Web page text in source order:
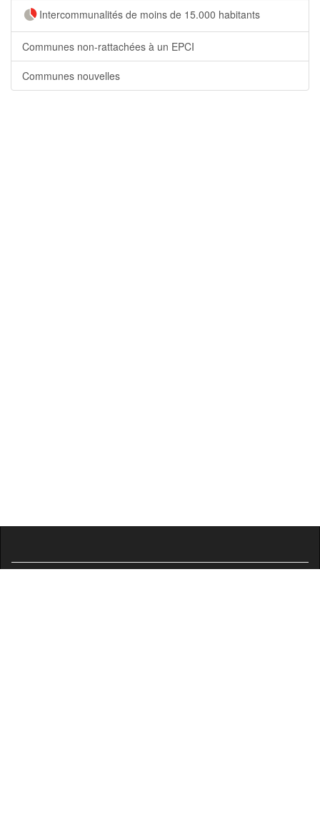
Intercommunalités de moins de 15.000 habitants
Communes non-rattachées à un EPCI
Communes nouvelles